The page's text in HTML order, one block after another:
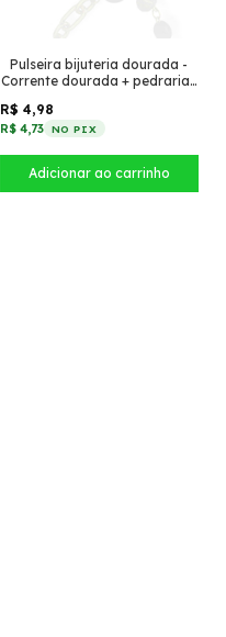
Pulseira bijuteria dourada -
Corrente dourada + pedrarias
R$ 4,98
R$ 4,73 NO PIX